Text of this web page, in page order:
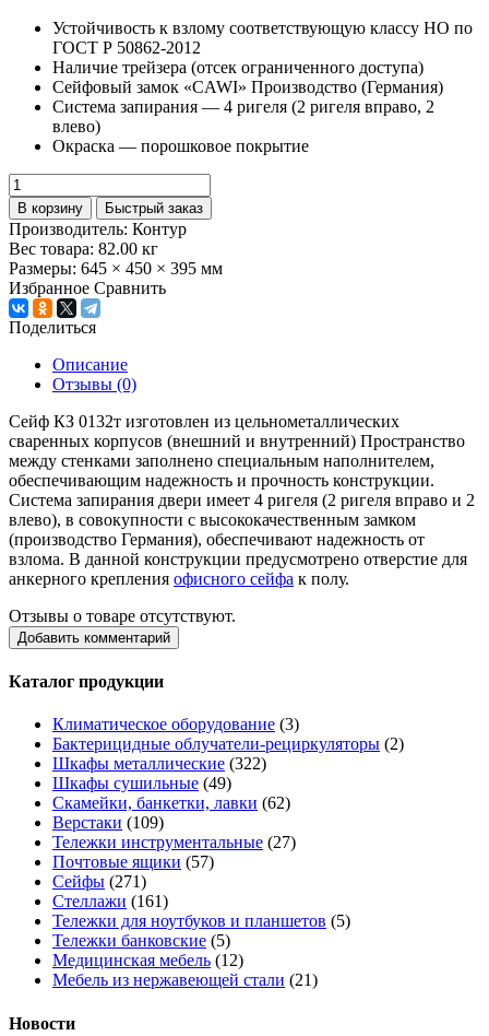
Устойчивость к взлому соответству­ющую классу НО по
ГОСТ Р 50862-2012
Наличие трейзера (отсек ограниченного доступа)
Сейфовый замок «CAWI» Производство (Германия)
Система запирания — 4 ригеля (2 ригеля вправо, 2
влево)
Окраска — порошковое покрытие
В корзину Быстрый заказ
Производитель: Контур
Вес товара: 82.00 кг
Размеры: 645 × 450 × 395 мм
Избранное Сравнить
Поделиться
Описание
Отзывы (0)
Сейф КЗ 0132т изготовлен из цельнометаллических
сваренных корпусов (внешний и внутренний) Пространство
между стенками заполнено специальным наполнителем,
обеспечивающим надежность и прочность конструкции.
Система запирания двери имеет 4 ригеля (2 ригеля вправо и 2
влево), в совокупности с высококачественным замком
(производство Германия), обеспечивают надежность от
взлома. В данной конструкции предусмотрено отверстие для
анкерного крепления офисного сейфа к полу.
Отзывы о товаре отсутствуют.
Добавить комментарий
Каталог продукции
Климатическое оборудование (3)
Бактерицидные облучатели-рециркуляторы (2)
Шкафы металлические (322)
Шкафы сушильные (49)
Скамейки, банкетки, лавки (62)
Верстаки (109)
Тележки инструментальные (27)
Почтовые ящики (57)
Сейфы (271)
Стеллажи (161)
Тележки для ноутбуков и планшетов (5)
Тележки банковские (5)
Медицинская мебель (12)
Мебель из нержавеющей стали (21)
Новости